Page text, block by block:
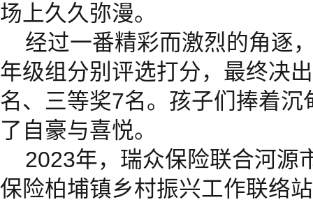
场上久久弥漫。
经过一番精彩而激烈的角逐
年级组分别评选打分，最终决
名、三等奖7名。孩子们捧着
了自豪与喜悦。
2023年，瑞众保险联合河源
保险柏埔镇乡村振兴工作联络